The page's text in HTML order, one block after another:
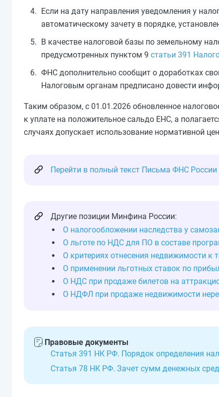
Если на дату направления уведомления у
автоматическому зачету в порядке,
В качестве налоговой базы по земельному
предусмотренных пунктом 9 статьи 391
ФНС дополнительно сообщит о доработках
Налоговым органам предписано довести
Таким образом, с 01.01.2026 обновленное
к уплате на положительное сальдо ЕНС, а
случаях допускает использование нормативной
Перейти в полный текст Письма ФНС
Другие позиции Минфина России:
О налогообложении наследства у
О льготе по НДС для ПО в составе
О критериях отнесения недвижимости
О применении льготных ставок по
О НДС при продаже билетов на
О НДФЛ при продаже недвижимости
Правовые документы
Статья 391 НК РФ. Порядок определения
Статья 78 НК РФ. Зачет сумм денежных